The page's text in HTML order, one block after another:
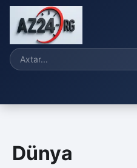
Dünya